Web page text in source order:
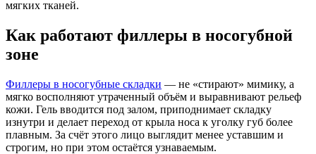
мягких тканей.
Как работают филлеры в носогубной
зоне
Филлеры в носогубные складки — не «стирают» мимику, а
мягко восполняют утраченный объём и выравнивают рельеф
кожи. Гель вводится под залом, приподнимает складку
изнутри и делает переход от крыла носа к уголку губ более
плавным. За счёт этого лицо выглядит менее уставшим и
строгим, но при этом остаётся узнаваемым.